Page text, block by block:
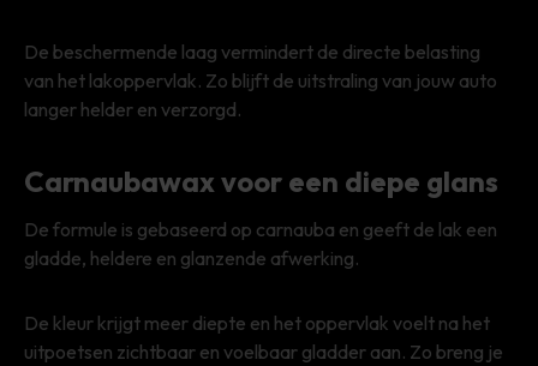
De beschermende laag vermindert de directe belasting
van het lakoppervlak. Zo blijft de uitstraling van jouw auto
langer helder en verzorgd.
Carnaubawax voor een diepe glans
De formule is gebaseerd op carnauba en geeft de lak een
gladde, heldere en glanzende afwerking.
De kleur krijgt meer diepte en het oppervlak voelt na het
uitpoetsen zichtbaar en voelbaar gladder aan. Zo breng je